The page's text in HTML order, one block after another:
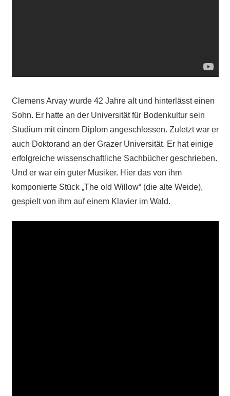
Clemens Arvay wurde 42 Jahre alt und hinterlässt einen
Sohn. Er hatte an der Universität für Bodenkultur sein
Studium mit einem Diplom angeschlossen. Zuletzt war er
auch Doktorand an der Grazer Universität. Er hat einige
erfolgreiche wissenschaftliche Sachbücher geschrieben.
Und er war ein guter Musiker. Hier das von ihm
komponierte Stück „The old Willow“ (die alte Weide),
gespielt von ihm auf einem Klavier im Wald.